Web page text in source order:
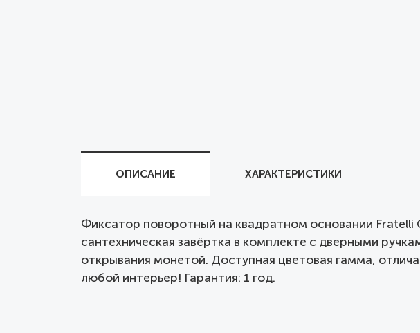
ОПИСАНИЕ ХАРАКТЕРИСТИКИ
Фиксатор поворотный на квадратном основании Fratelli
сантехническая завёртка в комплекте с дверными
открывания монетой. Доступная цветовая гамма,
любой интерьер! Гарантия: 1 год.